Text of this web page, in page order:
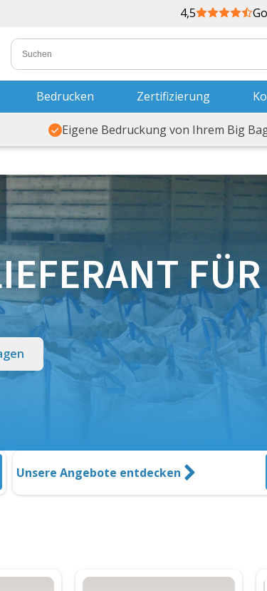
4,5
Bedrucken Zertifizierung
Eigene Bedruckung von Ihrem Big
Unsere Angebote entdecken